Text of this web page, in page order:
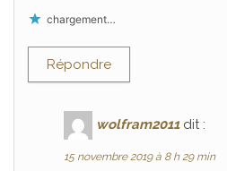
chargement…
Répondre
wolfram2011 dit :
15 novembre 2019 à 8 h 29 min